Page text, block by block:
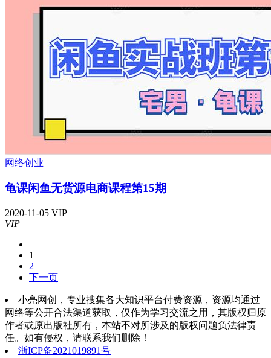
网络创业
龟课闲鱼无货源电商课程第15期
2020-11-05 VIP
VIP
1
2
下一页
小亮网创，专业搜集各大知识平台付费资源，资源均通过
网络等公开合法渠道获取，仅作为学习交流之用，其版权归原
作者或原出版社所有，本站不对所涉及的版权问题负法律责
任。如有侵权，请联系我们删除！
浙ICP备2021019891号